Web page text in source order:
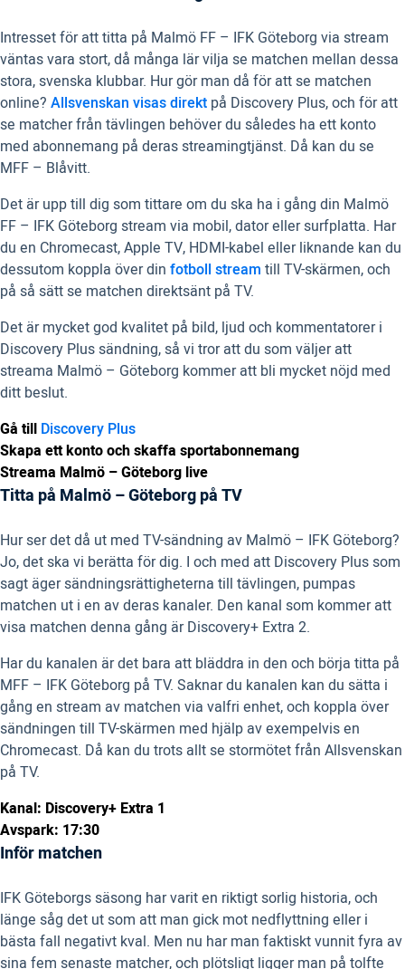
Intresset för att titta på Malmö FF – IFK Göteborg via stream
väntas vara stort, då många lär vilja se matchen mellan dessa
stora, svenska klubbar. Hur gör man då för att se matchen
online? Allsvenskan visas direkt på Discovery Plus, och för att
se matcher från tävlingen behöver du således ha ett konto
med abonnemang på deras streamingtjänst. Då kan du se
MFF – Blåvitt.
Det är upp till dig som tittare om du ska ha i gång din Malmö
FF – IFK Göteborg stream via mobil, dator eller surfplatta. Har
du en Chromecast, Apple TV, HDMI-kabel eller liknande kan du
dessutom koppla över din fotboll stream till TV-skärmen, och
på så sätt se matchen direktsänt på TV.
Det är mycket god kvalitet på bild, ljud och kommentatorer i
Discovery Plus sändning, så vi tror att du som väljer att
streama Malmö – Göteborg kommer att bli mycket nöjd med
ditt beslut.
Gå till Discovery Plus
Skapa ett konto och skaffa sportabonnemang
Streama Malmö – Göteborg live
Titta på Malmö – Göteborg på TV
Hur ser det då ut med TV-sändning av Malmö – IFK Göteborg?
Jo, det ska vi berätta för dig. I och med att Discovery Plus som
sagt äger sändningsrättigheterna till tävlingen, pumpas
matchen ut i en av deras kanaler. Den kanal som kommer att
visa matchen denna gång är Discovery+ Extra 2.
Har du kanalen är det bara att bläddra in den och börja titta på
MFF – IFK Göteborg på TV. Saknar du kanalen kan du sätta i
gång en stream av matchen via valfri enhet, och koppla över
sändningen till TV-skärmen med hjälp av exempelvis en
Chromecast. Då kan du trots allt se stormötet från Allsvenskan
på TV.
Kanal: Discovery+ Extra 1
Avspark: 17:30
Inför matchen
IFK Göteborgs säsong har varit en riktigt sorlig historia, och
länge såg det ut som att man gick mot nedflyttning eller i
bästa fall negativt kval. Men nu har man faktiskt vunnit fyra av
sina fem senaste matcher, och plötsligt ligger man på tolfte